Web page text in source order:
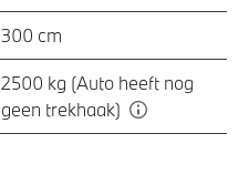
300 cm
2500 kg (Auto heeft nog
geen trekhaak)